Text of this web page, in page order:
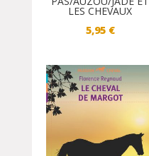
LES CHEVAUX
5,95 €